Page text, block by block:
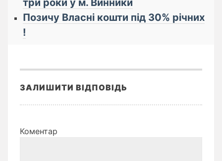
три роки у м. Винники
Позичу Власні кошти під 30% річних
!
ЗАЛИШИТИ ВІДПОВІДЬ
Коментар